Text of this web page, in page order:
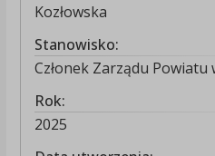
Kozłowska
Stanowisko:
Członek Zarządu Powiatu
Rok:
2025